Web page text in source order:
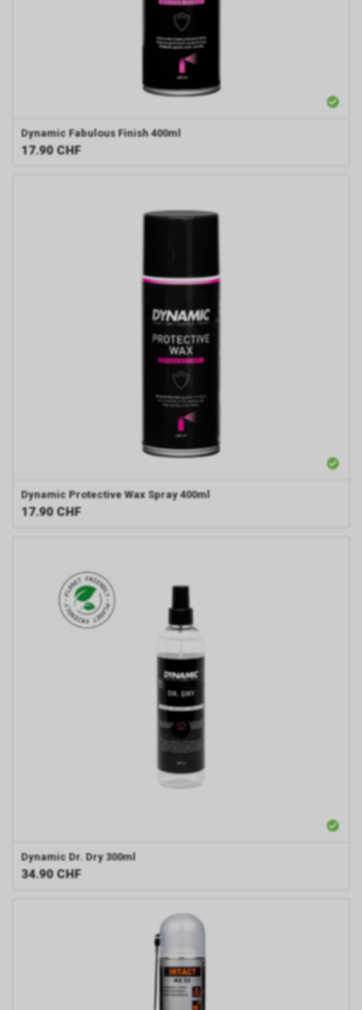
Dynamic Fabulous Finish 400ml
17.90 CHF
Dynamic Protective Wax Spray 400ml
17.90 CHF
Dynamic Dr. Dry 300ml
34.90 CHF